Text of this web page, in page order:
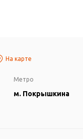
На карте
Метро
м. Покрышкина